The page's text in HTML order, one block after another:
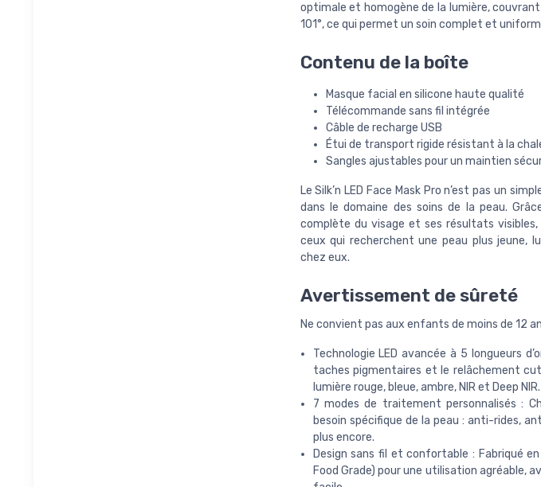
optimale et homogène de la lumière,
101°, ce qui permet un soin complet et
Contenu de la boîte
Masque facial en silicone haute qualité
Télécommande sans fil intégrée
Câble de recharge USB
Étui de transport rigide résistant à la
Sangles ajustables pour un maintien
Le Silk’n LED Face Mask Pro n’est pas un
dans le domaine des soins de la peau.
complète du visage et ses résultats
ceux qui recherchent une peau plus jeune,
chez eux.
Avertissement de sûreté
Ne convient pas aux enfants de moins de 12
Technologie LED avancée à 5 longueurs
taches pigmentaires et le relâchement
lumière rouge, bleue, ambre, NIR et Deep NIR.
7 modes de traitement personnalisés :
besoin spécifique de la peau : anti-rides,
plus encore.
Design sans fil et confortable : Fabriqué
Food Grade) pour une utilisation agréable,